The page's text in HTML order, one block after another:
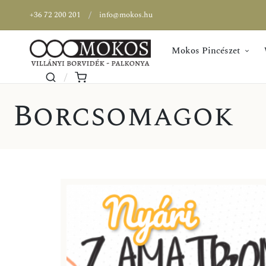
+36 72 200 201 info@mokos.hu
Mokos Pincészet
Borcsomagok